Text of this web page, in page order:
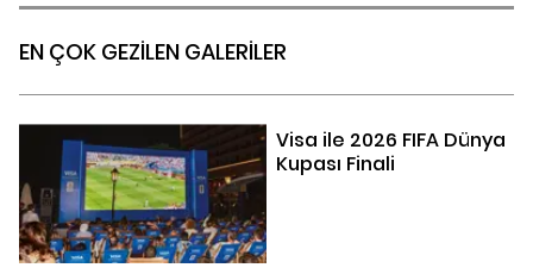
EN ÇOK GEZİLEN GALERİLER
Visa ile 2026 FIFA Dünya
Kupası Finali